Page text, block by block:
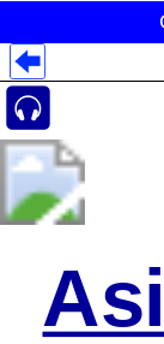
Despliegues
Despliegues
Despliegues